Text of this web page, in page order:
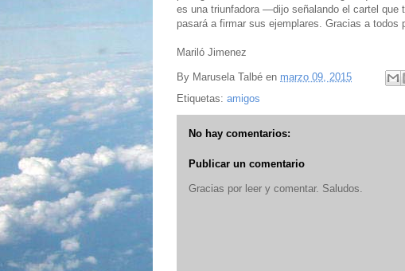
es una triunfadora —dijo señalando el cartel
pasará a firmar sus ejemplares. Gracias a todos
Mariló Jimenez
By Marusela Talbé en marzo 09, 2015
Etiquetas: amigos
No hay comentarios:
Publicar un comentario
Gracias por leer y comentar. Saludos.